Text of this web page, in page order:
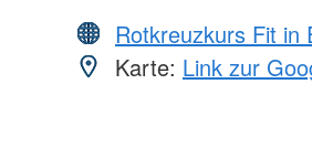
Rotkreuzkurs Fit in
Karte: Link zur